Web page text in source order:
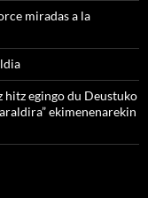
miradas a la
hitz egingo du Deustuko
ekimenenarekin